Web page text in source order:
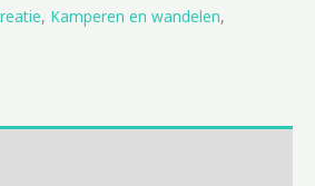
, Kamperen en wandelen,